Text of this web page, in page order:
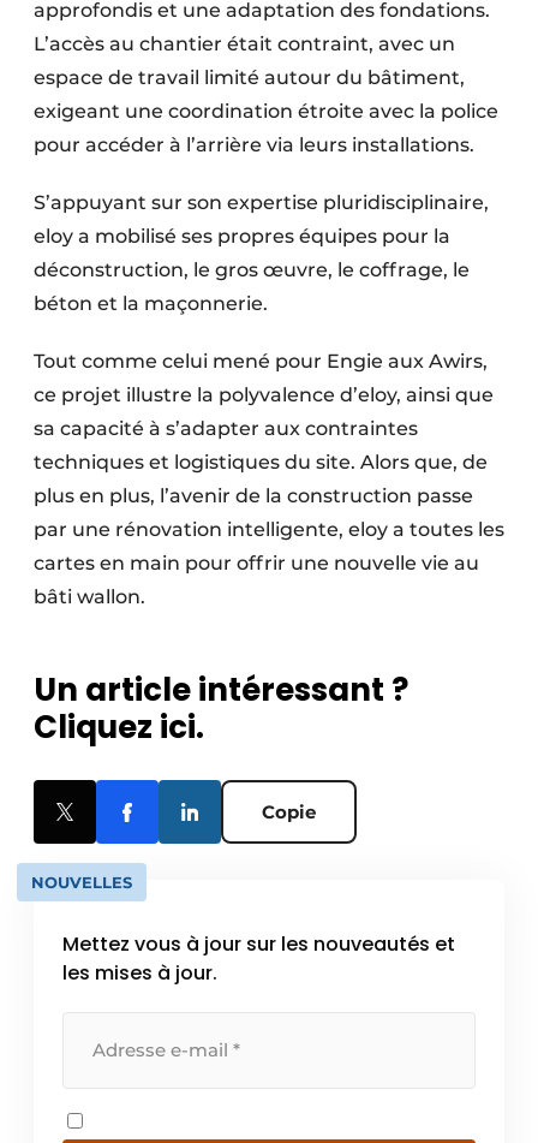
approfondis et une adaptation des fondations.
L’accès au chantier était contraint, avec un
espace de travail limité autour du bâtiment,
exigeant une coordination étroite avec la police
pour accéder à l’arrière via leurs installations.
S’appuyant sur son expertise pluri­disciplinaire,
eloy a mobilisé ses propres équipes pour la
déconstruction, le gros œuvre, le coffrage, le
béton et la maçonnerie.
Tout comme celui mené pour Engie aux Awirs,
ce projet illustre la polyvalence d’eloy, ainsi que
sa capacité à s’adapter aux contraintes
techniques et logistiques du site. Alors que, de
plus en plus, l’avenir de la construction passe
par une rénovation intelligente, eloy a toutes les
cartes en main pour offrir une nouvelle vie au
bâti wallon.
Un article intéressant ?
Cliquez ici.
Copie
NOUVELLES
Mettez vous à jour sur les nouveautés et
les mises à jour.